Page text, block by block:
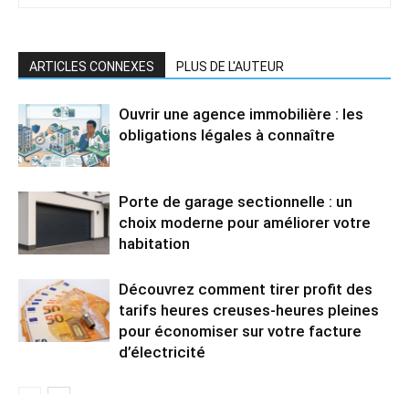
ARTICLES CONNEXES PLUS DE L'AUTEUR
Ouvrir une agence immobilière : les
obligations légales à connaître
Porte de garage sectionnelle : un
choix moderne pour améliorer votre
habitation
Découvrez comment tirer profit des
tarifs heures creuses-heures pleines
pour économiser sur votre facture
d’électricité